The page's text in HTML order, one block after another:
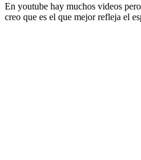
En youtube hay muchos videos
creo que es el que mejor refleja el